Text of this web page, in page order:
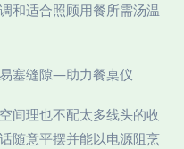
和适合照顾用餐所需汤温
塞缝隙—助力餐桌仪
间理也不配太多线头的收
随意平摆并能以电源阻烹